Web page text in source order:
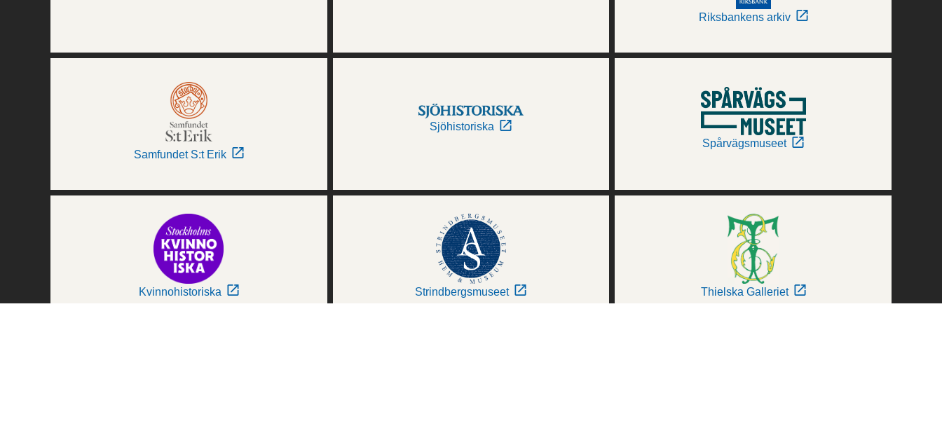
Riksbankens arkiv
Samfundet S:t Erik
Sjöhistoriska
Spårvägsmuseet
Kvinnohistoriska Strindbergsmuseet Thielska Galleriet